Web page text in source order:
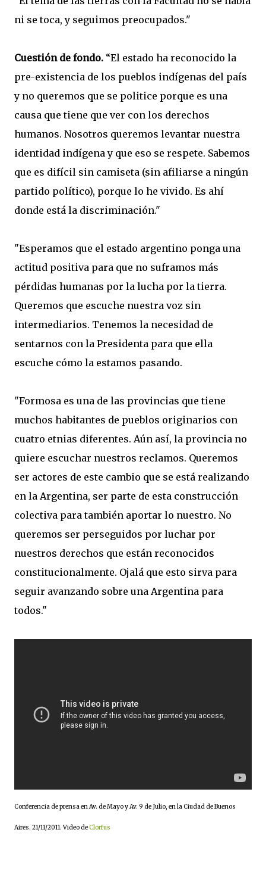
ni se toca, y seguimos preocupados."
Cuestión de fondo. “El estado ha reconocido la
pre-existencia de los pueblos indígenas del país
y no queremos que se politice porque es una
causa que tiene que ver con los derechos
humanos. Nosotros queremos levantar nuestra
identidad indígena y que eso se respete. Sabemos
que es difícil sin camiseta (sin afiliarse a ningún
partido político), porque lo he vivido. Es ahí
donde está la discriminación."
"Esperamos que el estado argentino ponga una
actitud positiva para que no suframos más
pérdidas humanas por la lucha por la tierra.
Queremos que escuche nuestra voz sin
intermediarios. Tenemos la necesidad de
sentarnos con la Presidenta para que ella
escuche cómo la estamos pasando.
"Formosa es una de las provincias que tiene
muchos habitantes de pueblos originarios con
cuatro etnias diferentes. Aún así, la provincia no
quiere escuchar nuestros reclamos. Queremos
ser actores de este cambio que se está realizando
en la Argentina, ser parte de esta construcción
colectiva para también aportar lo nuestro. No
queremos ser perseguidos por luchar por
nuestros derechos que están reconocidos
constitucionalmente. Ojalá que esto sirva para
seguir avanzando sobre una Argentina para
todos."
Conferencia de prensa en Av. de Mayo y Av. 9 de Julio, en la Ciudad de Buenos
Aires. 21/11/2011. Video deClorfus